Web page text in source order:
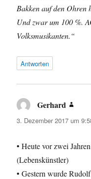
Bakken auf den Ohren
Und zwar um 100 %.
Volksmusikanten.“
Antworten
Gerhard
3. Dezember 2017 um
• Heute vor zwei
(Lebenskünstler)
• Gestern wurde